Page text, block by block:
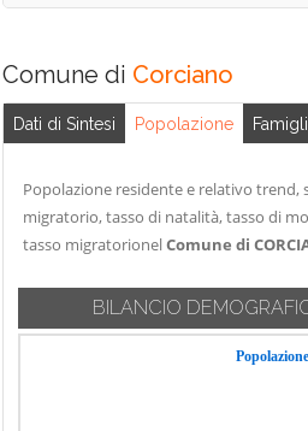
Comune di Corciano
Dati di Sintesi Popolazione
Popolazione residente e relativo trend,
migratorio, tasso di natalità, tasso di
tasso migratorionelComune di
BILANCIO